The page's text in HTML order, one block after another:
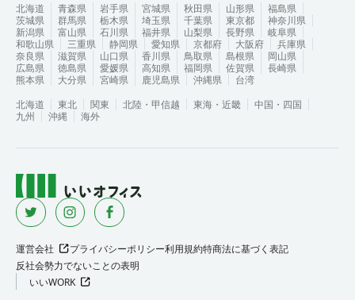
北海道 青森県 岩手県 宮城県 秋田県 山形県
福島県
茨城県
群馬県 栃木県 埼玉県 千葉県 東京都
神奈川県
新潟県
富山県 石川県 福井県 山梨県 長野県
岐阜県
和歌山県
三重県 静岡県 愛知県 京都府 大阪府
兵庫県
奈良県
滋賀県 山口県 香川県 鳥取県 島根県
岡山県
広島県
徳島県 愛媛県 高知県 福岡県 佐賀県
長崎県
熊本県
大分県 宮崎県 鹿児島県 沖縄県
台湾
北海道
東北 関東 北陸・甲信越 東海・近畿
中国・四国
九州
沖縄 海外
運営会社 プライバシーポリシー利用規約特商法に基づく表記
反社会勢力でないことの表明
いいWORK